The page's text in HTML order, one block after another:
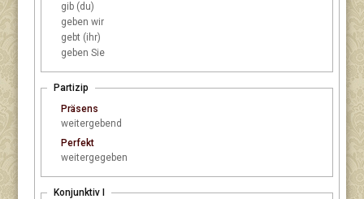
gib (du)
geben wir
gebt (ihr)
geben Sie
Partizip
Präsens
weitergebend
Perfekt
weitergegeben
Konjunktiv I